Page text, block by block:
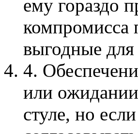
ему гораздо
компромисса
выгодные для
4.
или
стуле, но